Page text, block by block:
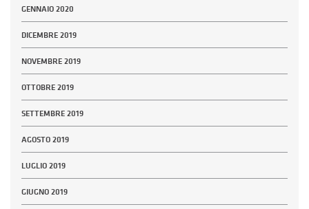
GENNAIO 2020
DICEMBRE 2019
NOVEMBRE 2019
OTTOBRE 2019
SETTEMBRE 2019
AGOSTO 2019
LUGLIO 2019
GIUGNO 2019